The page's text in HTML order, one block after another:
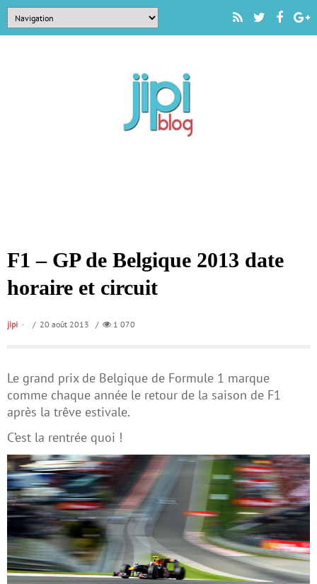
F1 – GP de Belgique 2013 date
horaire et circuit
jipi / 20 août 2013 / 1 070
Le grand prix de Belgique de Formule 1 marque
comme chaque année le retour de la saison de F1
après la trêve estivale.
C’est la rentrée quoi !